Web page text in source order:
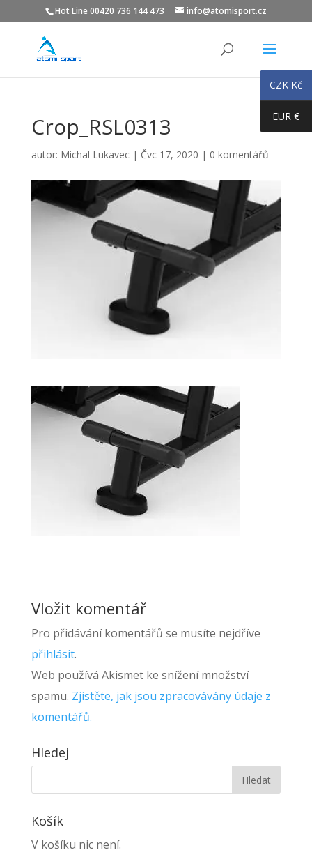
Hot Line 00420 736 144 473 info@atomisport.cz
Crop_RSL0313
autor: Michal Lukavec| Čvc 17, 2020 | 0 komentářů
Vložit komentář
Pro přidávání komentářů se musíte nejdříve
přihlásit.
Web používá Akismet ke snížení množství
spamu. Zjistěte, jak jsou zpracovávány údaje z
komentářů.
Hledej
Košík
V košíku nic není.
CZK Kč
EUR €